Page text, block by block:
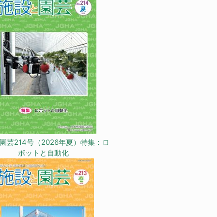
芸214号（2026年夏）特集：ロ
ボットと自動化